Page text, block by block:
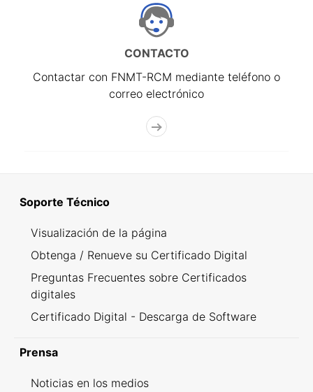
CONTACTO
Contactar con FNMT-RCM mediante teléfono o
correo electrónico
Soporte Técnico
Visualización de la página
Obtenga / Renueve su Certificado Digital
Preguntas Frecuentes sobre Certificados
digitales
Certificado Digital - Descarga de Software
Prensa
Noticias en los medios